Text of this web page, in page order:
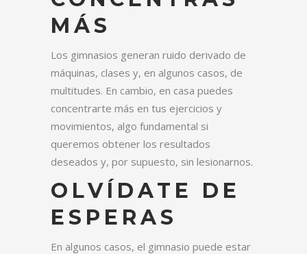
MÁS
Los gimnasios generan ruido derivado de
máquinas, clases y, en algunos casos, de
multitudes. En cambio, en casa puedes
concentrarte más en tus ejercicios y
movimientos, algo fundamental si
queremos obtener los resultados
deseados y, por supuesto, sin lesionarnos.
OLVÍDATE DE
ESPERAS
En algunos casos, el gimnasio puede estar